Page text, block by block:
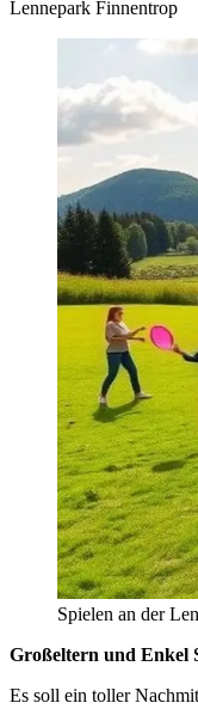
Lennepark Finnentrop
Spielen an der
Großeltern und Enkel
Es soll ein toller